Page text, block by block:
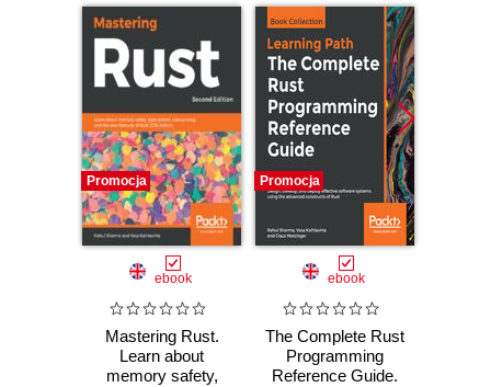
Promocja
ebook
Mastering Rust.
Learn about
memory safety,
Promocja
ebook
The Complete Rust
Programming
Reference Guide.